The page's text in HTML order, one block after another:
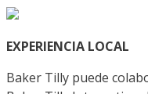
EXPERIENCIA LOCAL
Baker Tilly puede